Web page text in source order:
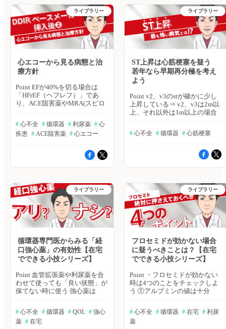
不全、ハトミル心電図は2025年
9月17日をもちまして、サービ
ス提供を終了いたしました。
長らくのご利用ありがとうござ
いました。なお、臨床に関する
疑問や悩みを相談する場、ヒポ
も、心不全、心電図に関する、
ご相談は可能でございますの
で、ぜひ、そちらにご相談をお
寄せください。「ヒポクラ 全
科横断カンファ」はこちら
年9月17日をもちまして、サー
ビス提供を終了いたしました。
長らくのご利用ありがとうござ
いました。なお、臨床に関する
疑問や悩みを相談する場、ヒポ
クラ「全科横断カンファ」で
ご相談は可能でございますの
で、ぜひ、そちらにご相談をお
寄せください。「ヒポクラ 全
科横断カンファ」はこちら
有意な上昇のある場合・STが平
坦な場合＝Saddle back型⇒V2,3
において2mV以上の上昇がな
く、リスク因子無ければ経過観
察・STが下向き（down slope
型）の場合＝Coved型⇒不整脈
うが良いBrugada型心電図で
は、Brugada症候群（若年男性
起こす突然死症候群で、「ぽっ
くり病」とも呼ばれる。）のリ
スクがある 微妙なケースの場
ジカイニド投与 or 運動負荷
（安息時）3. EPS（心臓電気生
や、Coved型になるか、容易に
不整脈が誘発されるか、失神歴
ICD(埋込み型除細動器）の埋め
込みを検討する 結論 若年男
性・不完全右脚ブロック・ST上
昇をみたらBrugada症候群を疑
う 参考 日本循環器学会発刊の
ガイドライン https://www.j-
series/ ハトミル心不全、ハトミ
ル心電図は2025年9月17日をも
ちまして、サービス提供を終了
いたしました。 長らくのご利
用ありがとうございました。な
お、臨床に関する疑問や悩みを
相談する場、ヒポクラ「全科横
断カンファ」でも、心不全、心
ございますので、ぜひ、そちら
にご相談をお寄せください。
・P派～QRSの立ち上がりが
200ms ⇒Ⅰ度房室ブロックだと
考えられる ・小さなQ波が出て
RSパターンが出現 ⇒ 右脚
ブロック型だと考えられる ①
右脚ブロック型、②左脚ヘミブ
もう一本切れると、「3束ブロ
ック(3肢ブロック)」の可能性が
ある ⇒全部切れてしまうと、
「完全房室ブロック」・「高度
房室ブロック」への進展リスク
が非常に高い 結論 一度房室ブ
ロック、右脚ブロック、左軸変
心不全、ハトミル心電図は2025
ビス提供を終了いたしました。
長らくのご利用ありがとうござ
クラ「全科横断カンファ」で
も、心不全、心電図に関する、
ご相談は可能でございますの
で、ぜひ、そちらにご相談をお
寄せください。「ヒポクラ 全
科横断カンファ」はこちら
ライブラリー
心エコーから見る病態と治
療方針
Point EFが40%を切る場合は
「HFrEF（ヘフレフ）」であ
り、ACE阻害薬やMRA(スピロ
る HFrEFはペースメーカー心の
影響や高血圧性心臓病などが関
係している 肺エコーのBライン
腫を疑うが、息切れ・浮腫・体
重増加・肺うっ血等が重なって
状がある場合に、利尿薬の増量
が必要 ・平地歩行でも息が上
がる（NYHA Ⅲ) ・体重が日に日
に増えていく ・浮腫が悪化し
ていく 結論 ペースメーカを長
期留置している人は心機能が低
心不全症状があれば精査・治療
を行う 参考 従来はLVEFの測定
にMモード法が用いられてきま
したが、局所の二点間からの情
報で左室全体の心機能を推定す
るため，局所壁運動異常や左室
伝導障害を認める症例では 測
定誤差を生じ、正確性に劣ると
現在最も推奨されるLVEFの測
定方法は，2D断層心エコー法
# 心不全 # 循環器 # 利尿薬 # 心
疾患 # ACE阻害薬 # 心エコー
ライブラリー
ST上昇は心筋梗塞を疑う
若年なら早期再分極を考え
よう
Point v2、v3のstが確かに少し
上昇している⇒ v2、v3は2m以
上、それ以外は1m以上の場合
梗塞は極めてまれ⇒ 若年男性
のST上昇は、無症候性の早期細
心筋梗塞を疑って動くこと、特
にリスクや症状のない若年のST
イドライン（2018 年改訂版）
JCS 2018 Guideline on Diagnosis
and Treatment of Acute Coronary
Syndrome https://www.j-
circ.or.jp/cms/wp-
content/uploads/2020/02/
図は2025年9月17日をもちまし
て、サービス提供を終了いたし
ました。 長らくのご利用あり
床に関する疑問や悩みを相談す
る場、ヒポクラ「全科横断カン
ファ」でも、心不全、心電図に
談をお寄せください。「ヒポク
ラ 全科横断カンファ」はこち
# 心不全 # 循環器 # 心筋梗塞
ライブラリー
循環器専門医からみる「経
口強心薬」の有効性【在宅
でできる小技シリーズ】
Point 血管拡張薬や利尿薬を合
わせて使っても「良い状態」が
保てない時に使う 強心薬は
補助する」ための薬。使用によ
って不整脈が増えるので注意す
る 大規模スタディでのエビデ
# 心不全 # 循環器 # QOL # 強心
薬 # 在宅
ライブラリー
フロセミドが効かない場合
に疑うべきことは？【在宅
でできる小技シリーズ】
Point ・フロセミドが効かない
時は4つのことをチェックしよ
う ①アルブミンの値は十分
ルブミンと結合して体を巡る
②腎血流は十分か？ →フロセ
ミドは腎臓のヘンレループに作
# 心不全 # 循環器 # 在宅 # 利尿
薬